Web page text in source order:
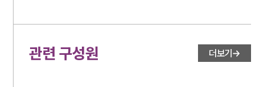
관련 구성원 더보기